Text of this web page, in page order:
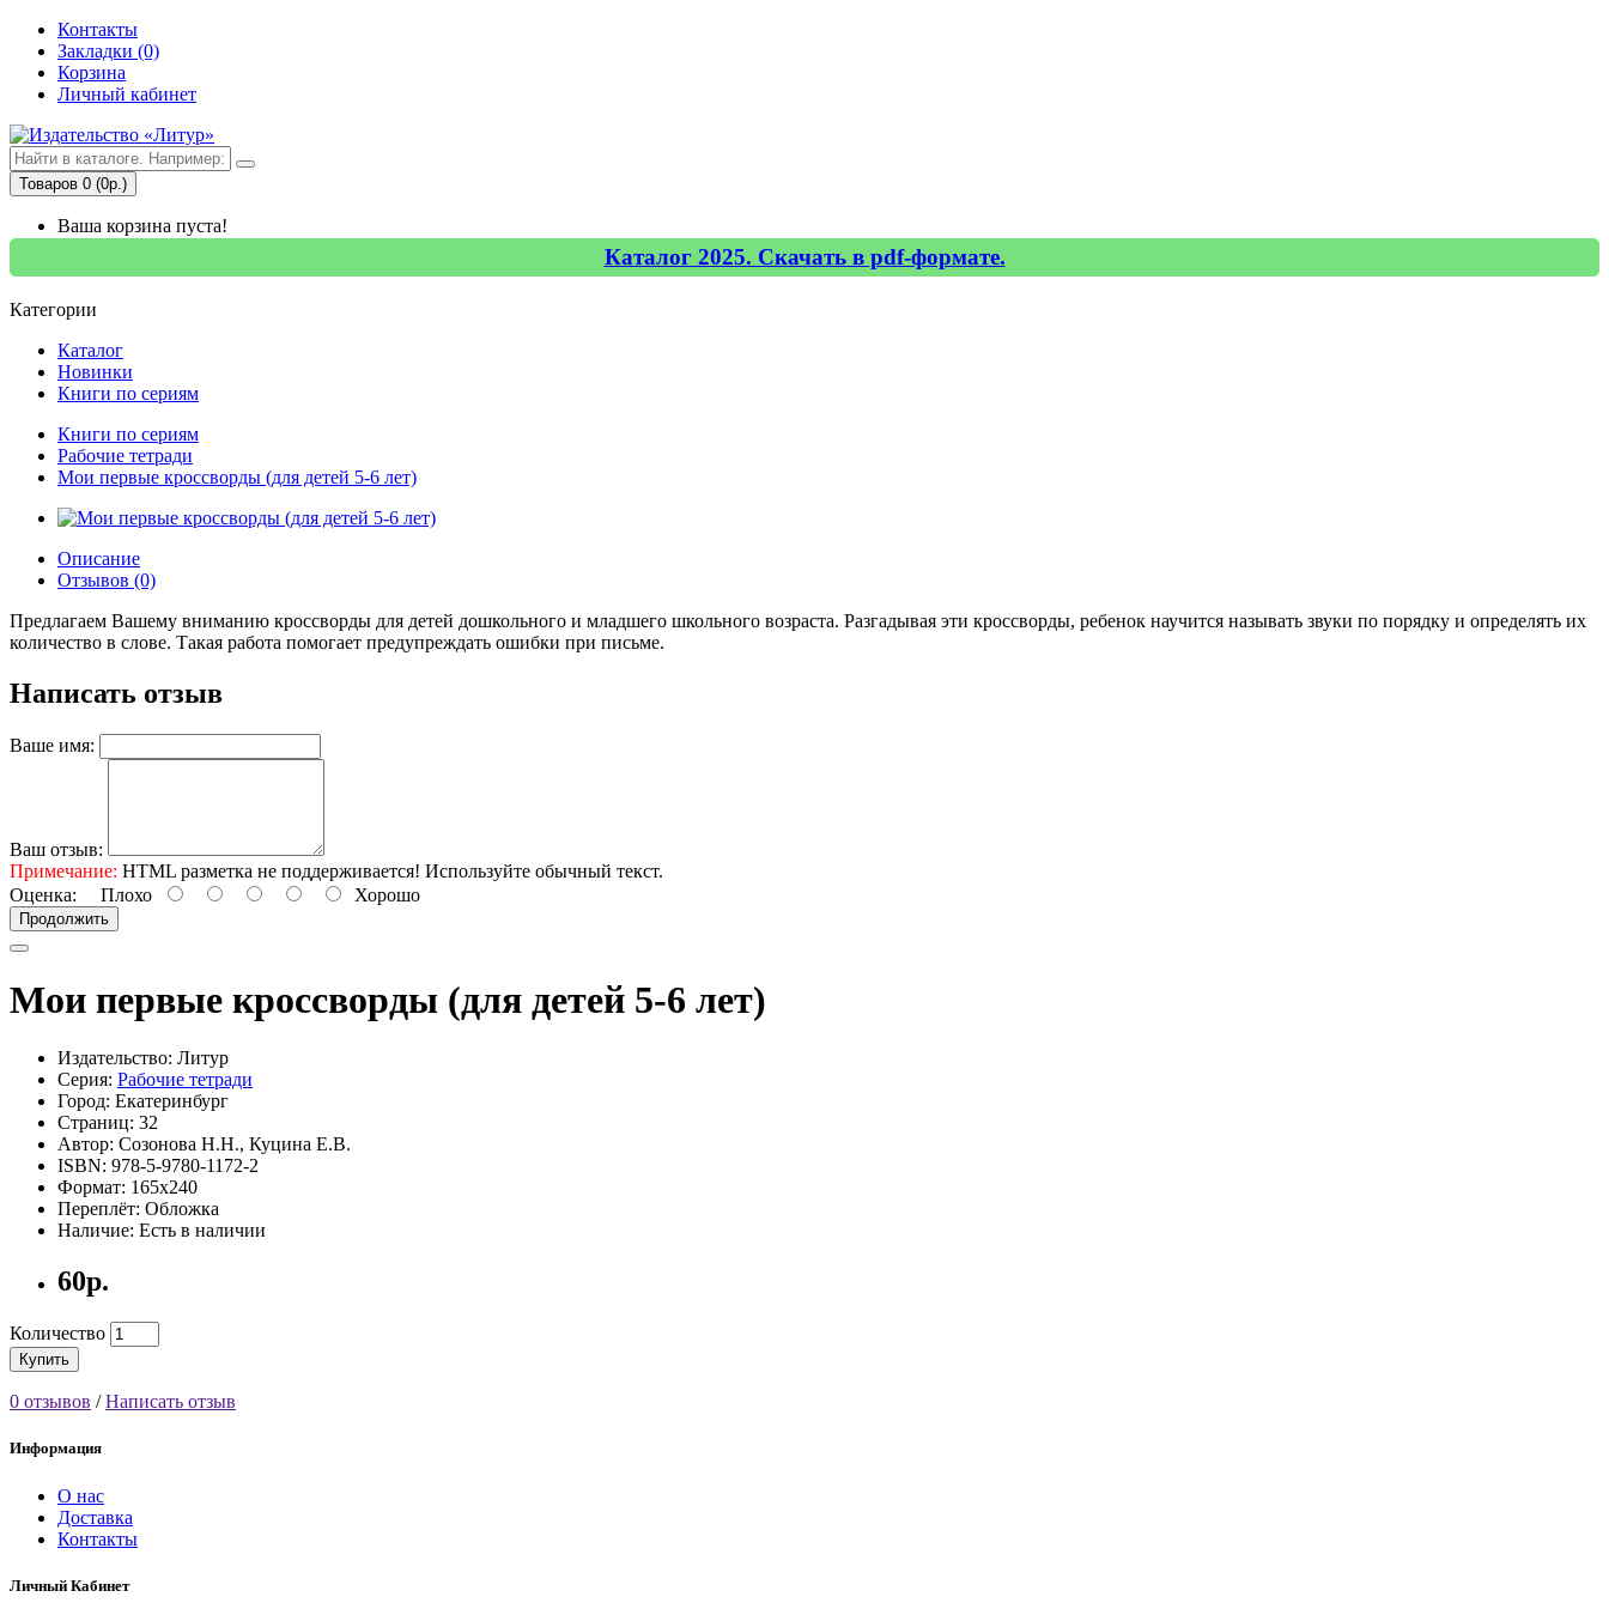
Контакты
Закладки (0)
Корзина
Личный кабинет
Товаров 0 (0р.)
Ваша корзина пуста!
Каталог 2025. Скачать в pdf-формате.
Категории
Каталог
Новинки
Книги по сериям
Книги по сериям
Рабочие тетради
Мои первые кроссворды (для детей 5-6 лет)
Описание
Отзывов (0)
Предлагаем Вашему вниманию кроссворды для детей дошкольного и младшего школьного возраста. Разгадывая эти кроссворды, ребенок научится называть звуки по порядку и определять их
количество в слове. Такая работа помогает предупреждать ошибки при письме.
Написать отзыв
Ваше имя:
Ваш отзыв:
Примечание: HTML разметка не поддерживается! Используйте обычный текст.
Оценка: Плохо Хорошо
Продолжить
Мои первые кроссворды (для детей 5-6 лет)
Издательство: Литур
Серия: Рабочие тетради
Город: Екатеринбург
Страниц: 32
Автор: Созонова Н.Н., Куцина Е.В.
ISBN: 978-5-9780-1172-2
Формат: 165х240
Переплёт: Обложка
Наличие: Есть в наличии
60р.
Количество
Купить
0 отзывов /Написать отзыв
Информация
О нас
Доставка
Контакты
Личный Кабинет